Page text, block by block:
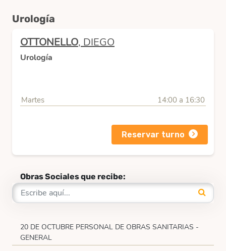
Urología
OTTONELLO, DIEGO
Urología
Martes 14:00 a 16:30
Reservar turno
Obras Sociales que recibe:
20 DE OCTUBRE PERSONAL DE OBRAS SANITARIAS -
GENERAL